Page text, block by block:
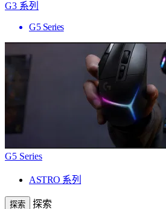
G3 系列
G5 Series
G5 Series
ASTRO 系列
探索 探索